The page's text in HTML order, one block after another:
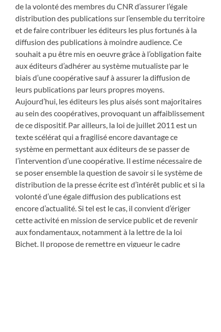
de la volonté des membres du CNR d’assurer l’égale
distribution des publications sur l’ensemble du territoire
et de faire contribuer les éditeurs les plus fortunés à la
diffusion des publications à moindre audience. Ce
souhait a pu être mis en oeuvre grâce à l’obligation faite
aux éditeurs d’adhérer au système mutualiste par le
biais d’une coopérative sauf à assurer la diffusion de
leurs publications par leurs propres moyens.
Aujourd’hui, les éditeurs les plus aisés sont majoritaires
au sein des coopératives, provoquant un affaiblissement
de ce dispositif. Par ailleurs, la loi de juillet 2011 est un
texte scélérat qui a fragilisé encore davantage ce
système en permettant aux éditeurs de se passer de
l’intervention d’une coopérative. Il estime nécessaire de
se poser ensemble la question de savoir si le système de
distribution de la presse écrite est d’intérêt public et si la
volonté d’une égale diffusion des publications est
encore d’actualité. Si tel est le cas, il convient d’ériger
cette activité en mission de service public et de revenir
aux fondamentaux, notamment à la lettre de la loi
Bichet. Il propose de remettre en vigueur le cadre